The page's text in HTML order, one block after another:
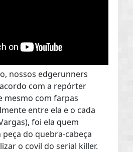
nossos edgerunners
com a repórter
mesmo com farpas
entre ela e o cada
foi ela quem
do quebra-cabeça
o covil do serial killer.